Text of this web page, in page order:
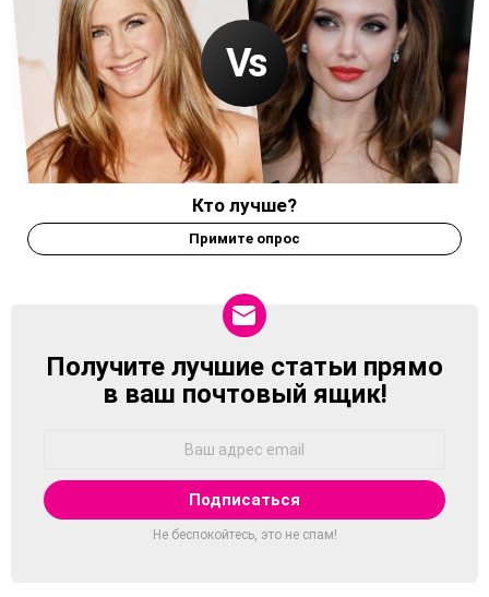
Кто лучше?
Примите опрос
NEWSLETTER
Получите лучшие статьи прямо
в ваш почтовый ящик!
Не беспокойтесь, это не спам!